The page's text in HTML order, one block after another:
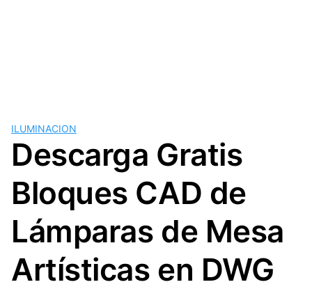
ILUMINACION
Descarga Gratis
Bloques CAD de
Lámparas de Mesa
Artísticas en DWG